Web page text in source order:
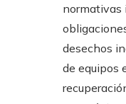
normativas
desechos
de equipos